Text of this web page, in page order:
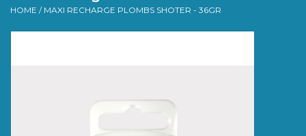
HOME / MAXI RECHARGE PLOMBS SHOTER - 36GR